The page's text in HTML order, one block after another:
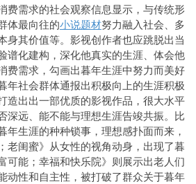
费需求的社会观察信息显示，与传统形
体最向往的小说题材努力融入社会、多
身其价值等。影视创作者也应跳脱出当
谱化建构，深化他真实的生涯、体会他
费需求，勾画出暮年生涯中努力而美好
年社会群体通报出积极向上的生涯积极
造出出一部优质的影视作品，很大水平
深远、能不能与理想生涯告竣共振。比
年生涯的种种锁事，理想感扑面而来，
老闺蜜》从女性的视角动身，出现了暮
可能；幸福和快乐院》则展示出老人们
动性和自主性，被打破了群众关于暮年